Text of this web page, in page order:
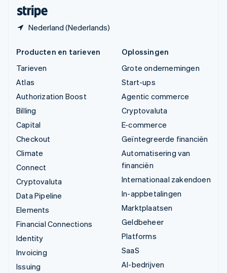
Nederland (Nederlands)
Producten en tarieven
Tarieven
Atlas
Authorization Boost
Billing
Capital
Checkout
Climate
Connect
Cryptovaluta
Data Pipeline
Elements
Financial Connections
Identity
Invoicing
Issuing
Oplossingen
Grote ondernemingen
Start-ups
Agentic commerce
Cryptovaluta
E-commerce
Geïntegreerde financiën
Automatisering van
financiën
Internationaal zakendoen
In-appbetalingen
Marktplaatsen
Geldbeheer
Platforms
SaaS
AI-bedrijven